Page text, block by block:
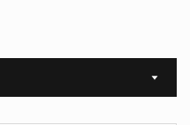
Sort